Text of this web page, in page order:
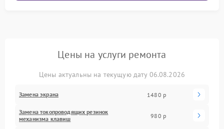
Цены на услуги ремонта
Цены актуальны на текущую дату 06.08.2026
Замена экрана 1480 р
Замена токопроводящих резинок
механизма клавиш
980 р